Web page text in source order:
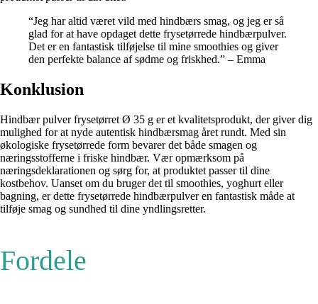
“Jeg har altid været vild med hindbærs smag, og jeg er så
glad for at have opdaget dette frysetørrede hindbærpulver.
Det er en fantastisk tilføjelse til mine smoothies og giver
den perfekte balance af sødme og friskhed.” – Emma
Konklusion
Hindbær pulver frysetørret Ø 35 g er et kvalitetsprodukt, der giver dig
mulighed for at nyde autentisk hindbærsmag året rundt. Med sin
økologiske frysetørrede form bevarer det både smagen og
næringsstofferne i friske hindbær. Vær opmærksom på
næringsdeklarationen og sørg for, at produktet passer til dine
kostbehov. Uanset om du bruger det til smoothies, yoghurt eller
bagning, er dette frysetørrede hindbærpulver en fantastisk måde at
tilføje smag og sundhed til dine yndlingsretter.
Fordele